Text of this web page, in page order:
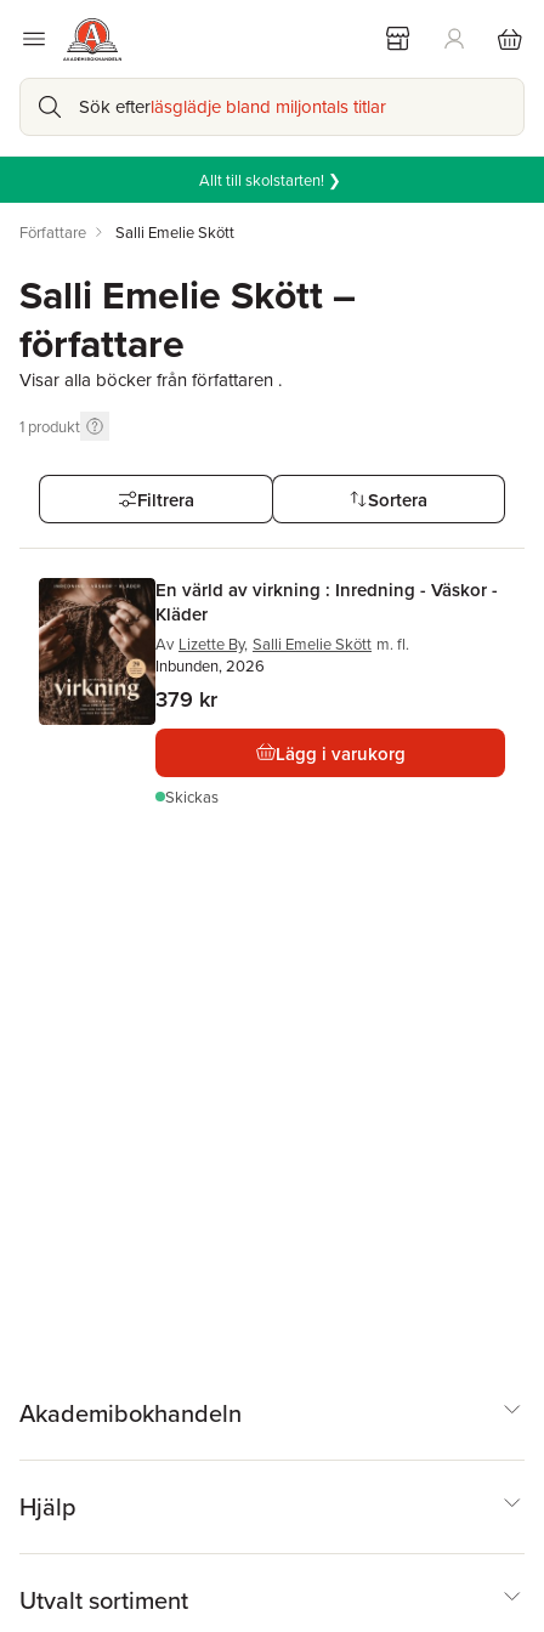
Sök efterläsglädje bland miljontals titlar
Allt till skolstarten! ❯
Författare Salli Emelie Skött
Salli Emelie Skött –
författare
Visar alla böcker från författaren .
1 produkt
Filtrera Sortera
En värld av virkning : Inredning - Väskor -
Kläder
Av Lizette By, Salli Emelie Skött m. fl.
Inbunden, 2026
379 kr
Lägg i varukorg
Skickas
Akademibokhandeln
Hjälp
Utvalt sortiment